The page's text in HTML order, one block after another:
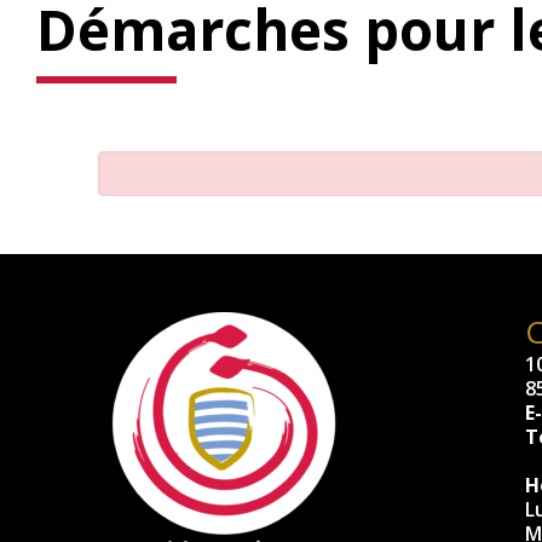
Démarches pour